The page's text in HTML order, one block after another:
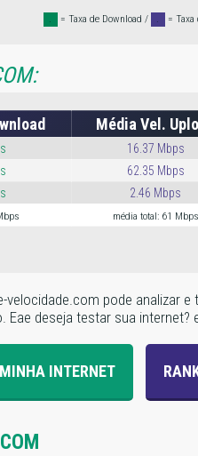
. = Taxa de Download / . = Taxa
Média Vel.
16.37 Mbps
62.35 Mbps
2.46 Mbps
média total: 61 Mbps
pode analizar
deseja testar sua
INTERNET